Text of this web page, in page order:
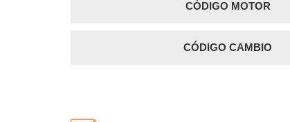
CÓDIGO MOTOR
CÓDIGO CAMBIO